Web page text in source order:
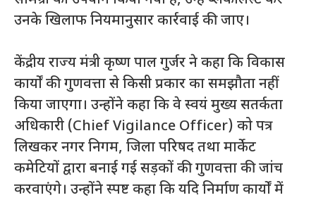
उनके खिलाफ नियमानुसार कार्रवाई की जाए।
केंद्रीय राज्य मंत्री कृष्ण पाल गुर्जर ने कहा कि विकास
कार्यों की गुणवत्ता से किसी प्रकार का समझौता नहीं
किया जाएगा। उन्होंने कहा कि वे स्वयं मुख्य सतर्कता
अधिकारी (Chief Vigilance Officer) को पत्र
लिखकर नगर निगम, जिला परिषद तथा मार्केट
कमेटियों द्वारा बनाई गई सड़कों की गुणवत्ता की जांच
करवाएंगे। उन्होंने स्पष्ट कहा कि यदि निर्माण कार्यों में